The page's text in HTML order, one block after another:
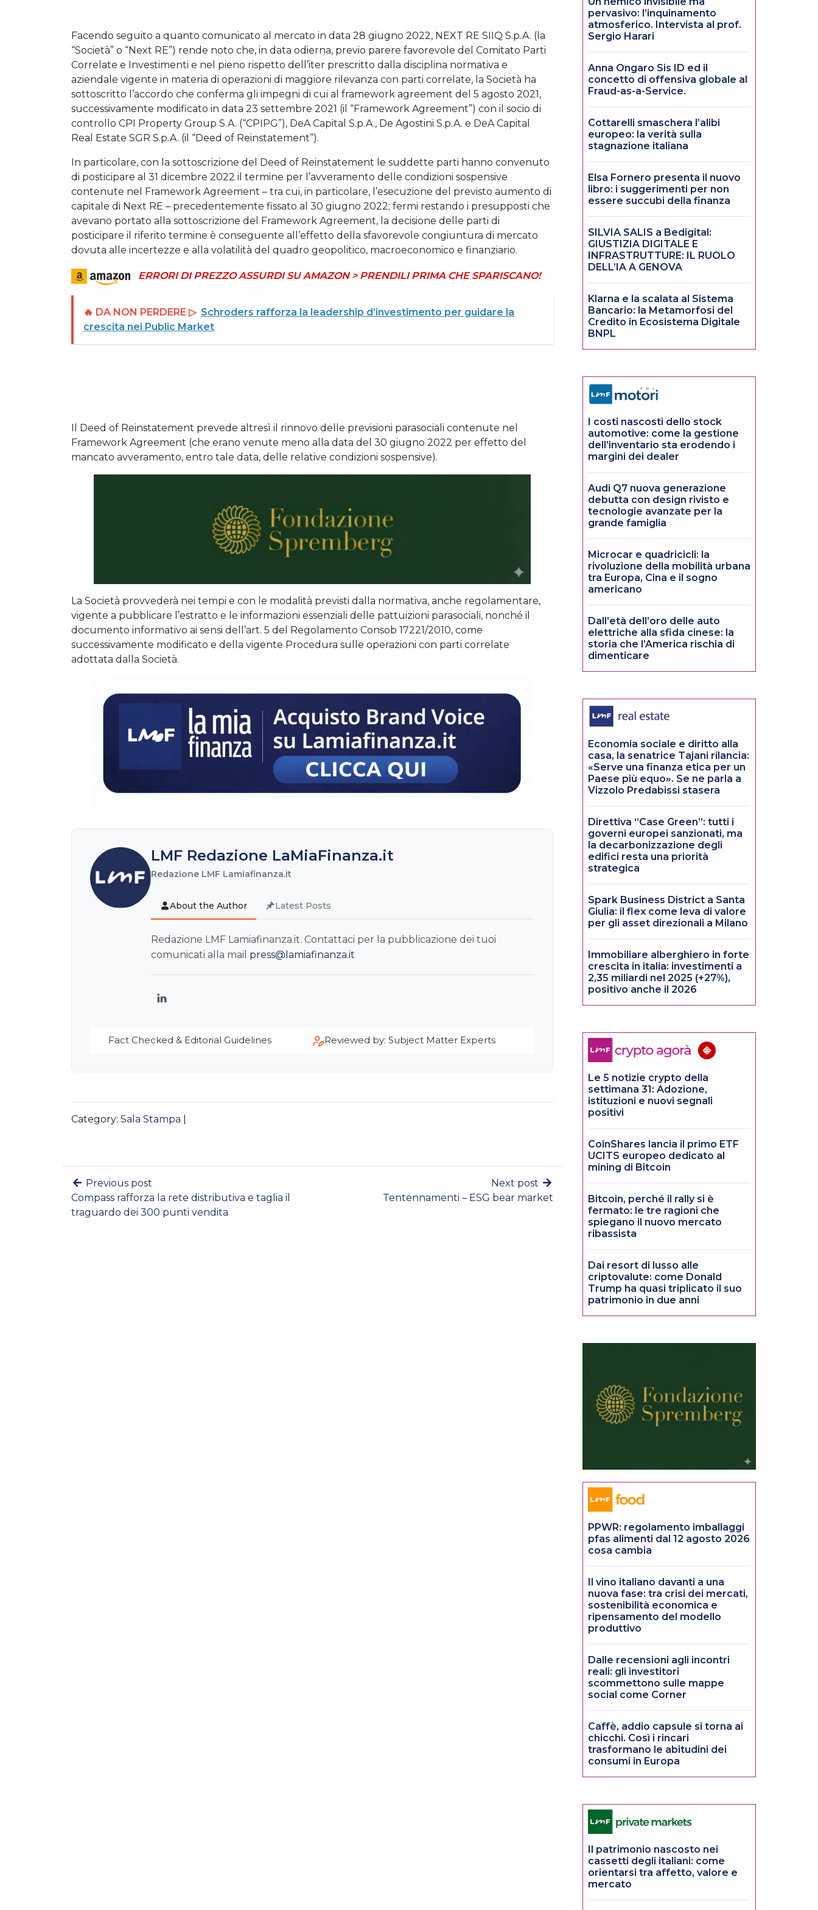
Facendo seguito a quanto comunicato al mercato in data 28 giugno 2022, NEXT RE SIIQ S.p.A. (la
“Società” o “Next RE”) rende noto che, in data odierna, previo parere favorevole del Comitato Parti
Correlate e Investimenti e nel pieno rispetto dell’iter prescritto dalla disciplina normativa e
aziendale vigente in materia di operazioni di maggiore rilevanza con parti correlate, la Società ha
sottoscritto l’accordo che conferma gli impegni di cui al framework agreement del 5 agosto 2021,
successivamente modificato in data 23 settembre 2021 (il “Framework Agreement”) con il socio di
controllo CPI Property Group S.A. (“CPIPG”), DeA Capital S.p.A., De Agostini S.p.A. e DeA Capital
Real Estate SGR S.p.A. (il “Deed of Reinstatement”).
In particolare, con la sottoscrizione del Deed of Reinstatement le suddette parti hanno convenuto
di posticipare al 31 dicembre 2022 il termine per l’avveramento delle condizioni sospensive
contenute nel Framework Agreement – tra cui, in particolare, l’esecuzione del previsto aumento di
capitale di Next RE – precedentemente fissato al 30 giugno 2022; fermi restando i presupposti che
avevano portato alla sottoscrizione del Framework Agreement, la decisione delle parti di
posticipare il riferito termine è conseguente all’effetto della sfavorevole congiuntura di mercato
dovuta alle incertezze e alla volatilità del quadro geopolitico, macroeconomico e finanziario.
ERRORI DI PREZZO ASSURDI SU AMAZON > PRENDILI PRIMA CHE SPARISCANO!
🔥 DA NON PERDERE ▷ Schroders rafforza la leadership d’investimento per guidare la
crescita nei Public Market
Il Deed of Reinstatement prevede altresì il rinnovo delle previsioni parasociali contenute nel
Framework Agreement (che erano venute meno alla data del 30 giugno 2022 per effetto del
mancato avveramento, entro tale data, delle relative condizioni sospensive).
La Società provvederà nei tempi e con le modalità previsti dalla normativa, anche regolamentare,
vigente a pubblicare l’estratto e le informazioni essenziali delle pattuizioni parasociali, nonché il
documento informativo ai sensi dell’art. 5 del Regolamento Consob 17221/2010, come
successivamente modificato e della vigente Procedura sulle operazioni con parti correlate
adottata dalla Società.
LMF Redazione LaMiaFinanza.it
Redazione LMF Lamiafinanza.it
About the Author Latest Posts
Redazione LMF Lamiafinanza.it. Contattaci per la pubblicazione dei tuoi
comunicati alla mail press@lamiafinanza.it
LinkedIn
Fact Checked & Editorial Guidelines Reviewed by: Subject Matter Experts
Category: Sala Stampa
Previous post
Compass rafforza la rete distributiva e taglia il
traguardo dei 300 punti vendita
Next post
Tentennamenti – ESG bear market
pervasivo: l’inquinamento
atmosferico. Intervista al prof.
Sergio Harari
Anna Ongaro Sis ID ed il
concetto di offensiva globale al
Fraud-as-a-Service.
Cottarelli smaschera l’alibi
europeo: la verità sulla
stagnazione italiana
Elsa Fornero presenta il nuovo
libro: i suggerimenti per non
essere succubi della finanza
SILVIA SALIS a Bedigital:
GIUSTIZIA DIGITALE E
INFRASTRUTTURE: IL RUOLO
DELL’IA A GENOVA
Klarna e la scalata al Sistema
Bancario: la Metamorfosi del
Credito in Ecosistema Digitale
BNPL
I costi nascosti dello stock
automotive: come la gestione
dell’inventario sta erodendo i
margini dei dealer
Audi Q7 nuova generazione
debutta con design rivisto e
tecnologie avanzate per la
grande famiglia
Microcar e quadricicli: la
rivoluzione della mobilità urbana
tra Europa, Cina e il sogno
americano
Dall’età dell’oro delle auto
elettriche alla sfida cinese: la
storia che l’America rischia di
dimenticare
Economia sociale e diritto alla
casa, la senatrice Tajani rilancia:
«Serve una finanza etica per un
Paese più equo». Se ne parla a
Vizzolo Predabissi stasera
Direttiva “Case Green”: tutti i
governi europei sanzionati, ma
la decarbonizzazione degli
edifici resta una priorità
strategica
Spark Business District a Santa
Giulia: il flex come leva di valore
per gli asset direzionali a Milano
Immobiliare alberghiero in forte
crescita in italia: investimenti a
2,35 miliardi nel 2025 (+27%),
positivo anche il 2026
Le 5 notizie crypto della
settimana 31: Adozione,
istituzioni e nuovi segnali
positivi
CoinShares lancia il primo ETF
UCITS europeo dedicato al
mining di Bitcoin
Bitcoin, perché il rally si è
fermato: le tre ragioni che
spiegano il nuovo mercato
ribassista
Dai resort di lusso alle
criptovalute: come Donald
Trump ha quasi triplicato il suo
patrimonio in due anni
PPWR: regolamento imballaggi
pfas alimenti dal 12 agosto 2026
cosa cambia
Il vino italiano davanti a una
nuova fase: tra crisi dei mercati,
sostenibilità economica e
ripensamento del modello
produttivo
Dalle recensioni agli incontri
reali: gli investitori
scommettono sulle mappe
social come Corner
Caffè, addio capsule si torna ai
chicchi. Così i rincari
trasformano le abitudini dei
consumi in Europa
Il patrimonio nascosto nei
cassetti degli italiani: come
orientarsi tra affetto, valore e
mercato